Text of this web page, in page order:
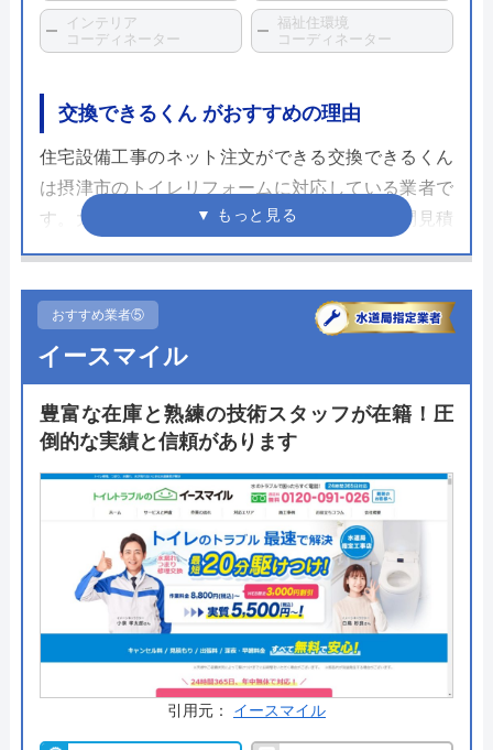
インテリア
コーディネーター
福祉住環境
コーディネーター
交換できるくん がおすすめの理由
住宅設備工事のネット注文ができる交換できるくん
は摂津市のトイレリフォームに対応している業者で
す。大きな特徴はネット注文だからこそ、訪問見積
もりをなくし見積もりから工事までの対応をスピー
トイレ自体はもちろんメーカー正規品で、それでい
てTOTOやPanasonic、LIXILなどの国内主要メーカ
ーのトイレを割引価格で販売しており、なおかつ10
年間の無料保証までついてきます。サイト内では施
確認してみてください。
公式サイトで
料金詳細を見る
今すぐ電話で相談する
0120-12-4353
受付時間： 9:00～18:00
おすすめ業者⑤
イースマイル
豊富な在庫と熟練の技術スタッフが在籍！圧
倒的な実績と信頼があります
引用元： イースマイル